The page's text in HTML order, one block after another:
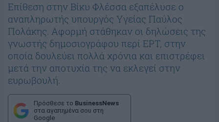
Επίθεση στην Βίκυ Φλέσσα εξαπέλυσε ο
αναπληρωτής υπουργός Υγείας Παύλος
Πολάκης. Αφορμή στάθηκαν οι δηλώσεις της
γνωστής δημοσιογράφου περί ΕΡΤ, στην
οποία δουλεύει πολλά χρόνια και επιστρέφει
μετά την αποτυχία της να εκλεγεί στην
ευρωβουλή.
Πρόσθεσε το BusinessNews
στα αγαπημένα σου στη
Google